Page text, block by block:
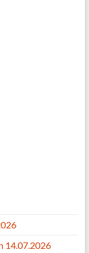
14.07.2026